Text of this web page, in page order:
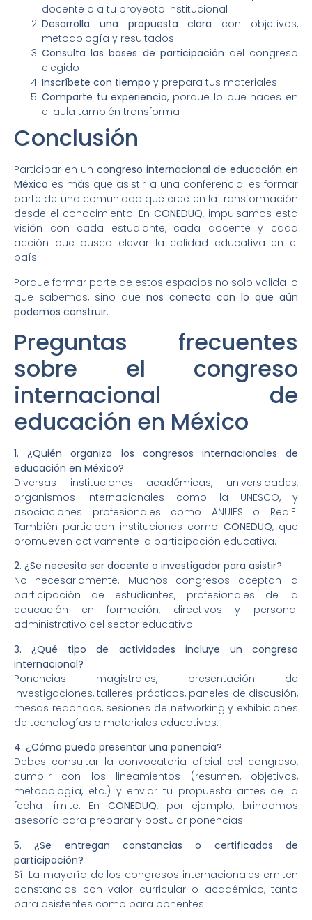
docente o a tu proyecto institucional
Desarrolla una propuesta clara con objetivos,
metodología y resultados
Consulta las bases de participación del congreso
elegido
Inscríbete con tiempo y prepara tus materiales
Comparte tu experiencia, porque lo que haces en
el aula también transforma
Conclusión
Participar en un congreso internacional de educación en
México es más que asistir a una conferencia: es formar
parte de una comunidad que cree en la transformación
desde el conocimiento. EnCONEDUQ, impulsamos esta
visión con cada estudiante, cada docente y cada
acción que busca elevar la calidad educativa en el
país.
Porque formar parte de estos espacios no solo valida lo
que sabemos, sino que nos conecta con lo que aún
podemos construir.
Preguntas frecuentes
sobre el congreso
internacional de
educación en México
1. ¿Quién organiza los congresos internacionales de
educación en México?
Diversas instituciones académicas, universidades,
organismos internacionales como la UNESCO, y
asociaciones profesionales como ANUIES o RedIE.
También participan instituciones como CONEDUQ, que
promueven activamente la participación educativa.
2. ¿Se necesita ser docente o investigador para asistir?
No necesariamente. Muchos congresos aceptan la
participación de estudiantes, profesionales de la
educación en formación, directivos y personal
administrativo del sector educativo.
3. ¿Qué tipo de actividades incluye un congreso
internacional?
Ponencias magistrales, presentación de
investigaciones, talleres prácticos, paneles de discusión,
mesas redondas, sesiones de networking y exhibiciones
de tecnologías o materiales educativos.
4. ¿Cómo puedo presentar una ponencia?
Debes consultar la convocatoria oficial del congreso,
cumplir con los lineamientos (resumen, objetivos,
metodología, etc.) y enviar tu propuesta antes de la
fecha límite. En CONEDUQ, por ejemplo, brindamos
asesoría para preparar y postular ponencias.
5. ¿Se entregan constancias o certificados de
participación?
Sí. La mayoría de los congresos internacionales emiten
constancias con valor curricular o académico, tanto
para asistentes como para ponentes.